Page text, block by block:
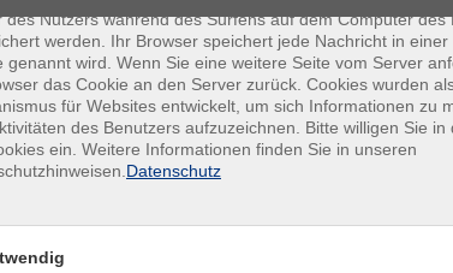
Mi. | 04.11.2026
19:30Uhr
des Nutzers während des Surfens auf dem Computer des
werden. Ihr Browser speichert jede Nachricht in einer
genannt wird. Wenn Sie eine weitere Seite vom Server
das Cookie an den Server zurück. Cookies wurden
für Websites entwickelt, um sich Informationen zu
des Benutzers aufzuzeichnen. Bitte willigen Sie in
ein. Weitere Informationen finden Sie in unseren
Datenschutz